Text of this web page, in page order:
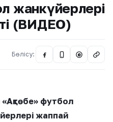
жанкүйерлері
(ВИДЕО)
Бөлісу: @
футбол
жаппай